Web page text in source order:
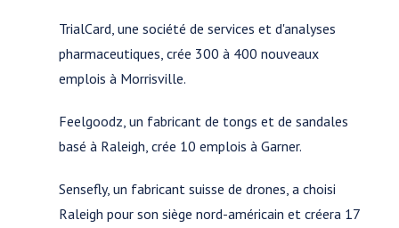
TrialCard, une société de services et d'analyses
pharmaceutiques, crée 300 à 400 nouveaux
emplois à Morrisville.
Feelgoodz, un fabricant de tongs et de sandales
basé à Raleigh, crée 10 emplois à Garner.
Sensefly, un fabricant suisse de drones, a choisi
Raleigh pour son siège nord-américain et créera 17